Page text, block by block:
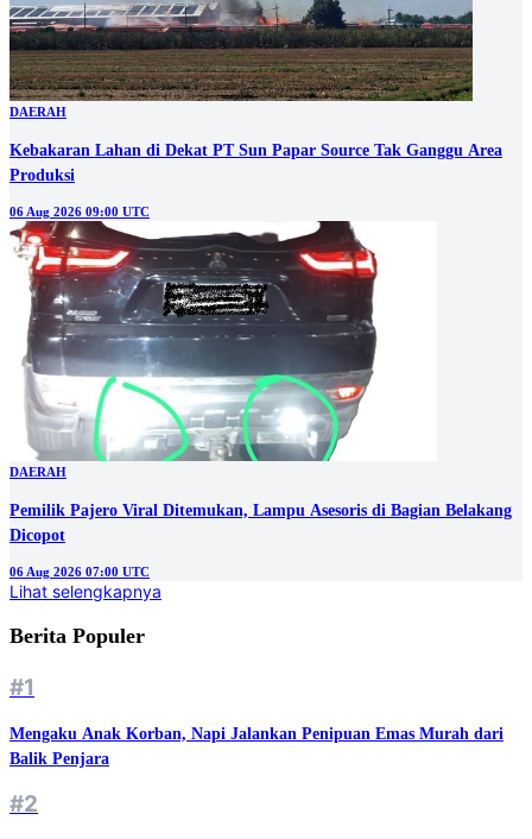
DAERAH
Kebakaran Lahan di Dekat PT Sun Papar Source Tak Ganggu Area
Produksi
06 Aug 2026 09:00 UTC
DAERAH
Pemilik Pajero Viral Ditemukan, Lampu Asesoris di Bagian Belakang
Dicopot
06 Aug 2026 07:00 UTC
Lihat selengkapnya
Berita Populer
#1
Mengaku Anak Korban, Napi Jalankan Penipuan Emas Murah dari
Balik Penjara
#2